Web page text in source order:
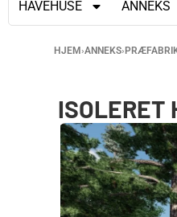
HAVEHUSE ANNEKS
HJEM ›ANNEKS›
ISOLERET